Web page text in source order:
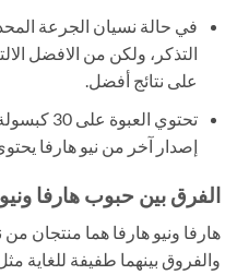
في حالة نسيان الجرعة
التذكر، ولكن من الافضل
على نتائج أفضل.
إصدار آخر من نيو هارفا يحتوي على
الفرق بين حبوب هارفا
هارفا ونيو هارفا هما منتجان من
والفروق بينهما طفيفة للغاية